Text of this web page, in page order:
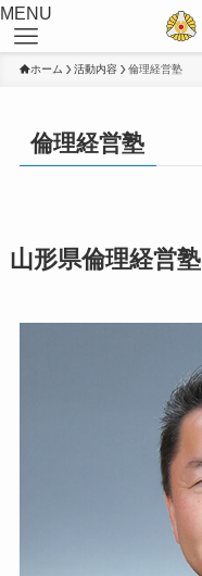
MENU
ホーム 活動内容 倫理経営塾
倫理経営塾
山形県倫理経営塾